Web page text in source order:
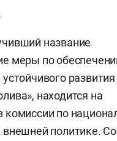
название
меры по
развития
находится на
комиссии по
внешней политике.